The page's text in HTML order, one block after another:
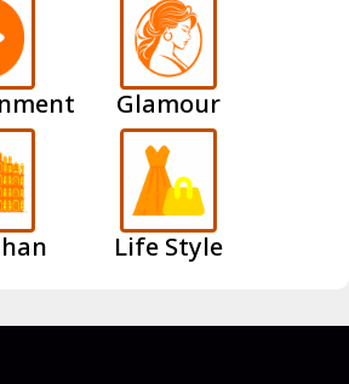
Glamour
Life Style